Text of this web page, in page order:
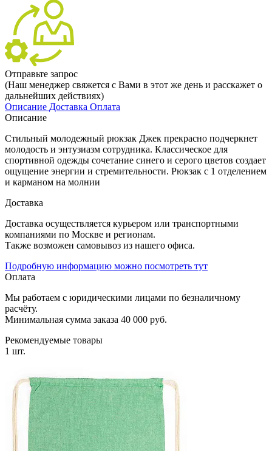
Отправьте запрос
(Наш менеджер свяжется с Вами в этот же день и расскажет о
дальнейших действиях)
Описание Доставка Оплата
Описание
Стильный молодежный рюкзак Джек прекрасно подчеркнет
молодость и энтузиазм сотрудника. Классическое для
спортивной одежды сочетание синего и серого цветов создает
ощущение энергии и стремительности. Рюкзак с 1 отделением
и карманом на молнии
Доставка
Доставка осуществляется курьером или транспортными
компаниями по Москве и регионам.
Также возможен самовывоз из нашего офиса.
Подробную информацию можно посмотреть тут
Оплата
Мы работаем с юридическими лицами по безналичному
расчёту.
Минимальная сумма заказа 40 000 руб.
Рекомендуемые товары
1 шт.